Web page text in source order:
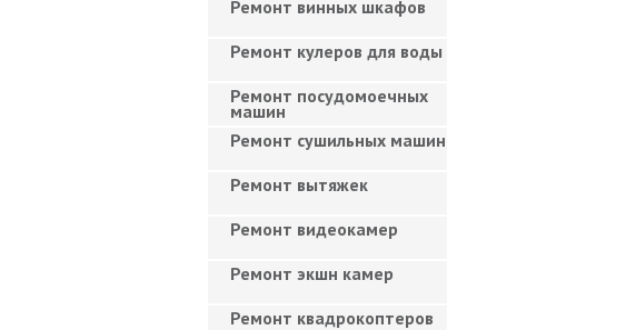
Ремонт винных шкафов
Ремонт кулеров для воды
Ремонт посудомоечных
машин
Ремонт сушильных машин
Ремонт вытяжек
Ремонт видеокамер
Ремонт экшн камер
Ремонт квадрокоптеров